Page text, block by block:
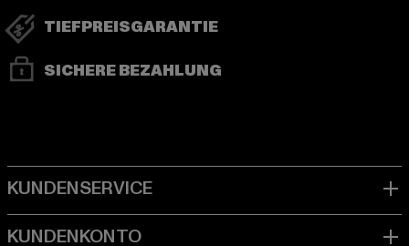
TIEFPREISGARANTIE
SICHERE BEZAHLUNG